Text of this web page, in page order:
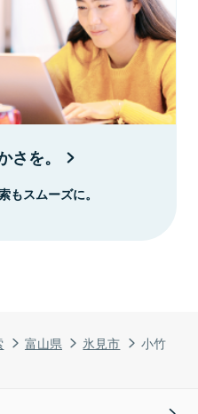
富山県 氷見市 小竹
を。
もスムーズに。